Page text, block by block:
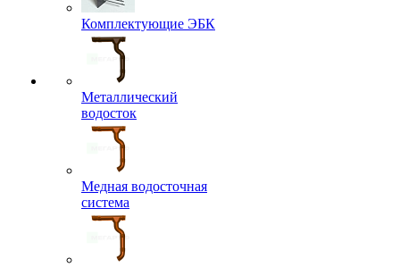
Комплектующие ЭБК
Металлический
водосток
Медная водосточная
система